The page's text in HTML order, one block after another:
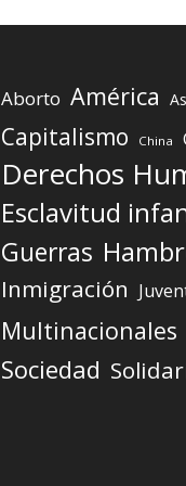
Aborto América
Capitalismo China
Derechos
Esclavitud
Guerras
Inmigración
Multinacionales
Sociedad